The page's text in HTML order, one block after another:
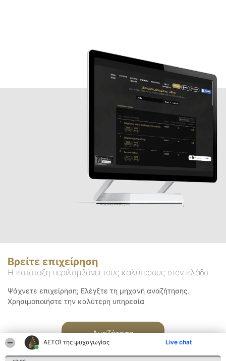
ΑΕΤΟΊ της ψυχαγωγίας Live chat
Βρείτε επιχείρηση
Η κατάταξη περιλαμβάνει τους καλύτερους στον κλάδο
Ψάχνετε επιχείρηση; Ελέγξτε τη μηχανή αναζήτησης.
Χρησιμοποιήστε την καλύτερη υπηρεσία
Αναζήτηση